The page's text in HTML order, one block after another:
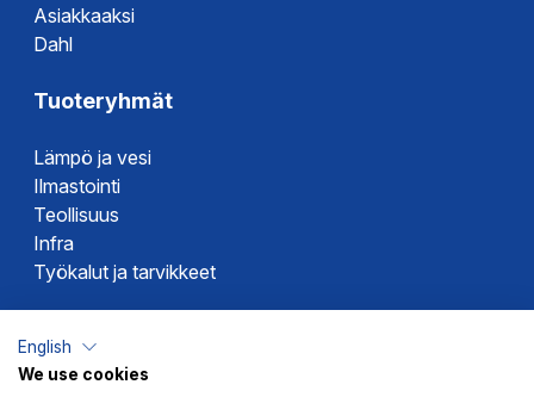
Asiakkaaksi
Dahl
Tuoteryhmät
Lämpö ja vesi
Ilmastointi
Teollisuus
Infra
Työkalut ja tarvikkeet
Altech
English
We use cookies